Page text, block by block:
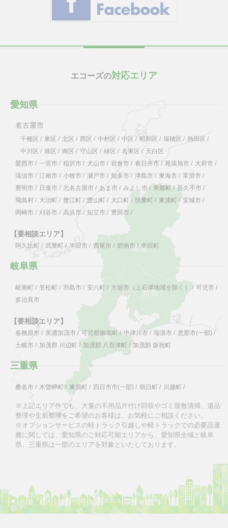
エコーズの対応エリア
愛知県
名古屋市
千種区 / 東区 / 北区 / 西区 / 中村区 / 中区 / 昭和区 / 瑞穂区 / 熱田区 /
中川区 / 港区 / 南区 / 守山区 / 緑区 / 名東区 / 天白区
愛西市 / 一宮市 / 稲沢市 / 犬山市 / 岩倉市 / 春日井市 / 尾張旭市 / 大府市 /
清須市 / 江南市 / 小牧市 / 瀬戸市 / 知多市 / 津島市 / 東海市 / 常滑市 /
豊明市 / 日進市 / 北名古屋市 / あま市 / みよし市/ 東郷町 / 長久手市 /
飛島村 / 大治町 / 蟹江町 / 豊山町 / 大口町 / 扶桑町 / 東浦町 / 安城市 /
岡崎市 / 刈谷市 / 高浜市 / 知立市 / 豊田市 /
【要相談エリア】
阿久比町 / 武豊町 / 半田市 / 西尾市 / 碧南市 / 幸田町
岐阜県
岐南町 / 笠松町 / 羽島市 / 安八町 / 大垣市（上石津地域を除く） / 可児市 /
多治見市
【要相談エリア】
各務原市 / 美濃加茂市 / 可児郡御嵩町/ 中津川市 / 瑞浪市 / 恵那市(一部) /
土岐市 / 加茂郡 川辺町 / 加茂郡 八百津町 / 加茂郡 坂祝町
三重県
桑名市 / 木曽岬町/ 東員町 / 四日市市(一部) / 朝日町 / 川越町 /
※上記エリア外でも、大量の不用品片付け回収やゴミ屋敷清掃、遺品
整理や生前整理をご希望のお客様は、お気軽にご相談ください。
※オプションサービスの軽トラック引越しや軽トラックでの必要品運
搬に関しては、愛知県のご対応可能エリアから、愛知県全域と岐阜
県、三重県は一部のエリアを対象といたしております。